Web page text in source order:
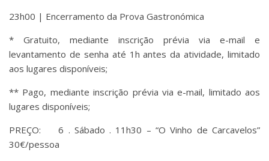
23h00 | Encerramento da Prova Gastronómica
* Gratuito, mediante inscrição prévia via e-mail e
levantamento de senha até 1h antes da atividade, limitado
aos lugares disponíveis;
** Pago, mediante inscrição prévia via e-mail, limitado aos
lugares disponíveis;
PREÇO: 6 . Sábado . 11h30 – “O Vinho de Carcavelos”
30€/pessoa